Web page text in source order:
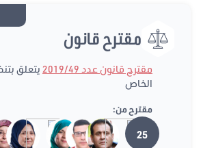
مقترح قانون
مقترح قانون عدد 2019/49
يتعلق
الخاص
مقترح من:
25